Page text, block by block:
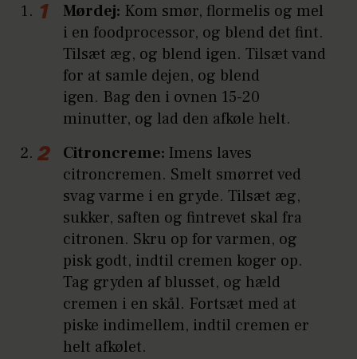
Mørdej: Kom smør, flormelis og mel
i en foodprocessor, og blend det fint.
Tilsæt æg, og blend igen. Tilsæt vand
for at samle dejen, og blend
igen. Bag den i ovnen ­15-20
minutter, og lad den afkøle helt.
Citroncreme: Imens laves
citroncremen. Smelt smørret ved
svag varme i en gryde. Tilsæt æg,
sukker, saften og fintrevet skal fra
citronen. Skru op for varmen, og
pisk godt, indtil cremen koger op.
Tag gryden af blusset, og hæld
cremen i en skål. Fortsæt med at
piske indimellem, indtil cremen er
helt afkølet.